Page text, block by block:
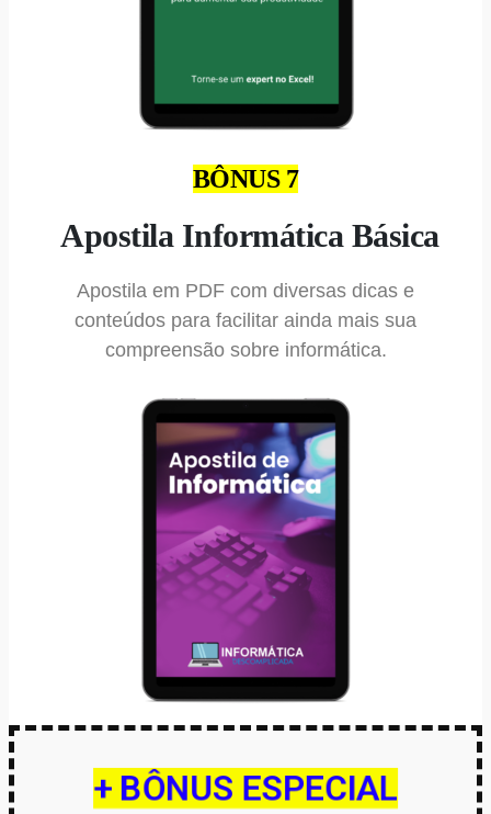
BÔNUS 7
Apostila Informática Básica
Apostila em PDF com diversas dicas e
conteúdos para facilitar ainda mais sua
compreensão sobre informática.
+ BÔNUS ESPECIAL